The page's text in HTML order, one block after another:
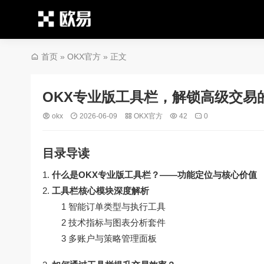
首页 » OKX官方 » 正文
OKX专业版工具栏，解锁高级交易
okx 2026-06-09 OKX官方 42 0
目录导读
什么是OKX专业版工具栏？——功能定位与核心价值
工具栏核心模块深度解析
1 智能订单类型与执行工具
2 技术指标与图表分析套件
3 多账户与策略管理面板